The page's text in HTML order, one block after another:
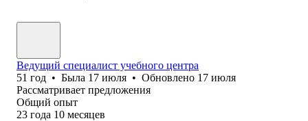
Ведущий специалист учебного центра
51 год • Была 17 июля • Обновлено 17 июля
Рассматривает предложения
Общий опыт
23 года 10 месяцев